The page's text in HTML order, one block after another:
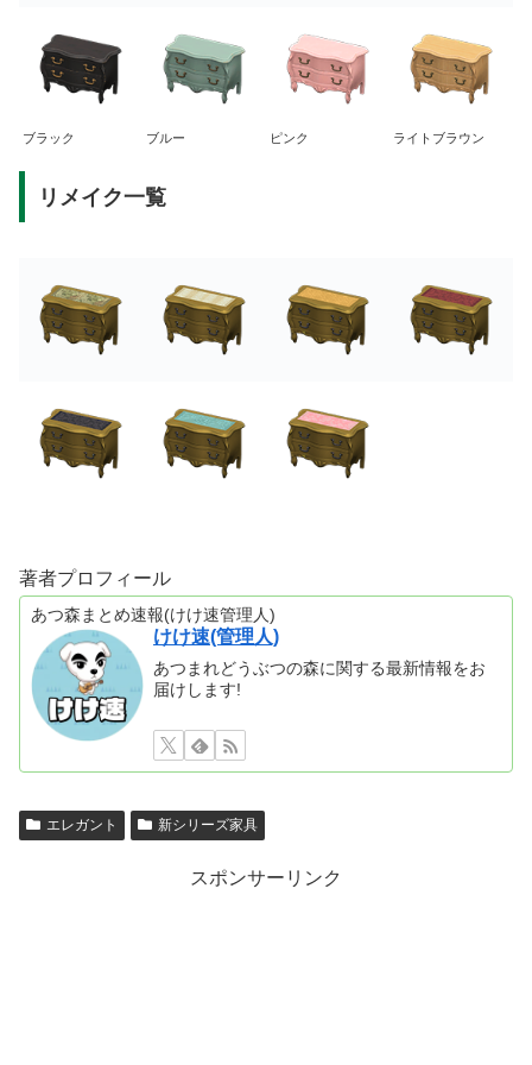
ブラック ブルー ピンク ライトブラウン
リメイク一覧
著者プロフィール
あつ森まとめ速報(けけ速管理人)
けけ速(管理人)
あつまれどうぶつの森に関する最新情報をお
届けします!
エレガント 新シリーズ家具
スポンサーリンク